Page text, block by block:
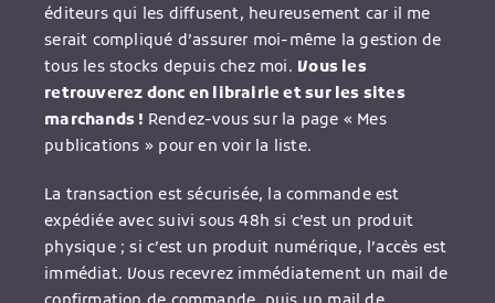
éditeurs qui les diffusent, heureusement car il me
serait compliqué d’assurer moi-même la gestion de
tous les stocks depuis chez moi. Vous les
retrouverez donc en librairie et sur les sites
marchands ! Rendez-vous sur la page « Mes
publications » pour en voir la liste.
La transaction est sécurisée, la commande est
expédiée avec suivi sous 48h si c’est un produit
physique ; si c’est un produit numérique, l’accès est
immédiat. Vous recevrez immédiatement un mail de